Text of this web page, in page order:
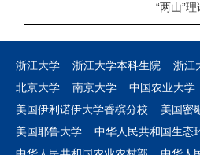
“两山”
浙江大学 浙江大学本科生院 浙江
北京大学
南京大学 中国农业大学
美国伊利诺伊大学香槟分校
美国密
美国耶鲁大学
中华人民共和国生态